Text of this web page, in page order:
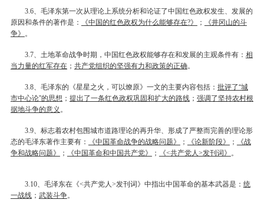
3.6、毛泽东第一次从理论上系统分析和论证了中国红色政权发生、发展的
原因和条件的著作是：
《中国的红色政权为什么能够存在?》 ；
《井冈山的斗
争》 。
3.7、土地革命战争时期，中国红色政权能够存在和发展的主观条件有： 相
当力量的红军存在； 共产党组织的坚强有力和政策的正确。
3.8、毛泽东的《星星之火，可以燎原》一文的主要内容包括： 批评了“城
市中心论”的思想 ； 提出了一条红色政权巩固和扩大的路线； 强调了坚持农村根
据地斗争的意义 。
3.9、标志着农村包围城市道路理论的再升华、形成了严整而完善的理论形
态的毛泽东著作主要有：
《中国革命战争的战略问题》 ； 《论新阶段》 ；
《战
争和战略问题》
； 《中国革命和中国共产党》 ； 《<共产党人 >发刊词》 。
3.10、毛泽东在《<共产党人 >发刊词》中指出中国革命的基本武器是： 统
一战线； 武装斗争。